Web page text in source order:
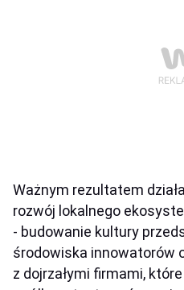
Ważnym rezultatem
rozwój lokalnego
- budowanie kultury
środowiska innowatorów
z dojrzałymi firmami,